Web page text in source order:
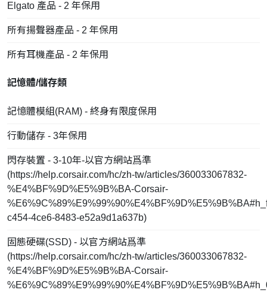
Elgato 產品 - 2 年保用
所有揚聲器產品 - 2 年保用
所有耳機產品 - 2 年保用
記憶體/儲存類
記憶體模組(RAM) - 終身有限度保用
行動儲存 - 3年保用
閃存裝置 - 3-10年-以官方網站爲準
(https://help.corsair.com/hc/zh-tw/articles/360033067832-
%E4%BF%9D%E5%9B%BA-Corsair-
c454-4ce6-8483-e52a9d1a637b)
固態硬碟(SSD) - 以官方網站爲準
(https://help.corsair.com/hc/zh-tw/articles/360033067832-
%E4%BF%9D%E5%9B%BA-Corsair-